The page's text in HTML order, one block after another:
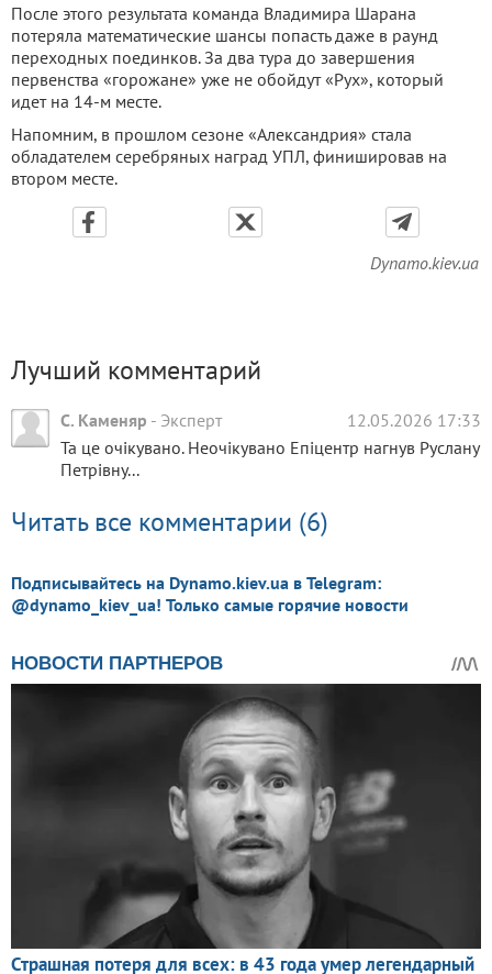
После этого результата команда Владимира Шарана
потеряла математические шансы попасть даже в раунд
переходных поединков. За два тура до завершения
первенства «горожане» уже не обойдут «Рух», который
идет на 14-м месте.
Напомним, в прошлом сезоне «Александрия» стала
обладателем серебряных наград УПЛ, финишировав на
втором месте.
Dynamo.kiev.ua
Лучший комментарий
С. Каменяр - Эксперт
12.05.2026 17:33
Та це очікувано. Неочікувано Епіцентр нагнув Руслану
Петрівну...
Читать все комментарии (6)
Подписывайтесь на Dynamo.kiev.ua в Telegram:
@dynamo_kiev_ua! Только самые горячие новости